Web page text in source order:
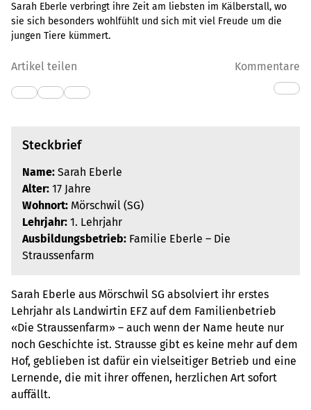
Sarah Eberle verbringt ihre Zeit am liebsten im Kälberstall, wo
sie sich besonders wohlfühlt und sich mit viel Freude um die
jungen Tiere kümmert.
Artikel teilen Kommentare
Steckbrief
Name: Sarah Eberle
Alter: 17 Jahre
Wohnort: Mörschwil (SG)
Lehrjahr: 1. Lehrjahr
Ausbildungsbetrieb: Familie Eberle – Die
Straussenfarm
Sarah Eberle aus Mörschwil SG absolviert ihr erstes
Lehrjahr als Landwirtin EFZ auf dem Familienbetrieb
«Die Straussenfarm» – auch wenn der Name heute nur
noch Geschichte ist. Strausse gibt es keine mehr auf dem
Hof, geblieben ist dafür ein vielseitiger Betrieb und eine
Lernende, die mit ihrer offenen, herzlichen Art sofort
auffällt.